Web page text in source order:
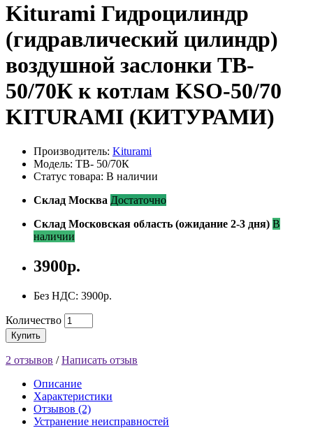
Kiturami Гидроцилиндр
(гидравлический цилиндр)
воздушной заслонки ТВ-
50/70К к котлам KSO-50/70
KITURAMI (КИТУРАМИ)
Производитель: Kiturami
Модель: ТВ- 50/70К
Статус товара: В наличии
Склад Москва Достаточно
Склад Московская область (ожидание 2-3 дня) В
наличии
3900р.
Без НДС: 3900р.
Количество
Купить
2 отзывов /Написать отзыв
Описание
Характеристики
Отзывов (2)
Устранение неисправностей